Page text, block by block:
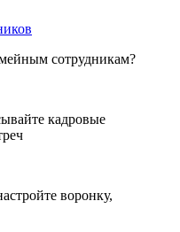
сотрудникам?
кадровые
воронку,